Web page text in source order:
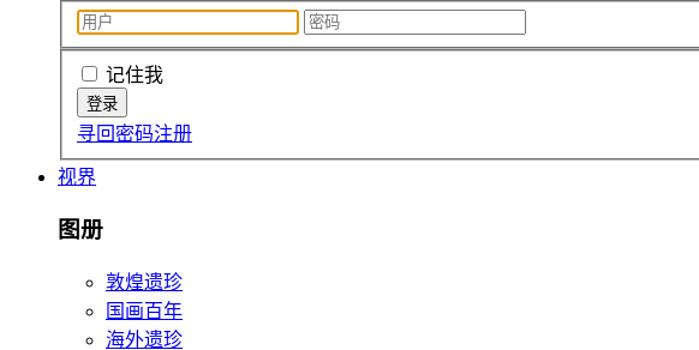
记住我
寻回密码注册
视界
图册
敦煌遗珍
国画百年
海外遗珍